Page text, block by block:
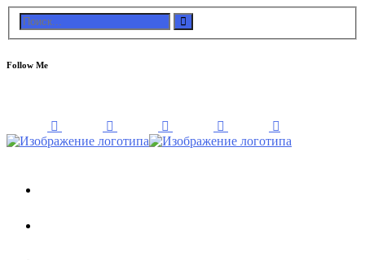
Follow Me